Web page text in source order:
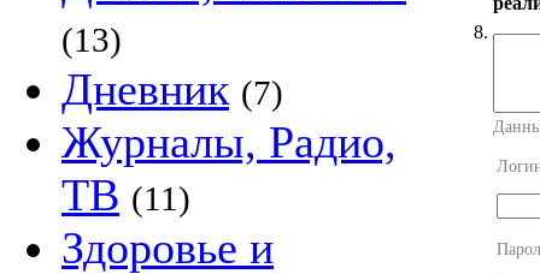
(13)
Дневник (7)
Журналы, Радио,
ТВ (11)
Здоровье и
8.